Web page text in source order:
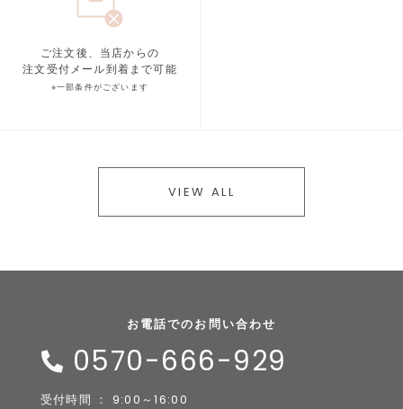
ご注文後、当店からの
注文受付メール到着まで可能
※一部条件がございます
VIEW ALL
お電話でのお問い合わせ
0570-666-929
受付時間 ： 9:00～16:00